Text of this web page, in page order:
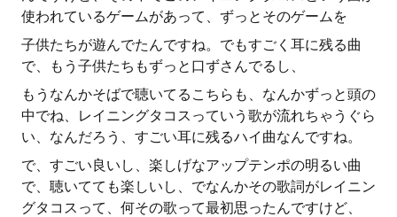
使われているゲームがあって、ずっとそのゲームを
子供たちが遊んでたんですね。でもすごく耳に残る曲
で、もう子供たちもずっと口ずさんでるし、
もうなんかそばで聴いてるこちらも、なんかずっと頭の
中でね、レイニングタコスっていう歌が流れちゃうぐら
い、なんだろう、すごい耳に残るハイ曲なんですね。
で、すごい良いし、楽しげなアップテンポの明るい曲
で、聴いてても楽しいし、でなんかその歌詞がレイニン
グタコスって、何その歌って最初思ったんですけど、